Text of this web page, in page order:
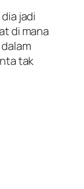
jadi
di mana
tak